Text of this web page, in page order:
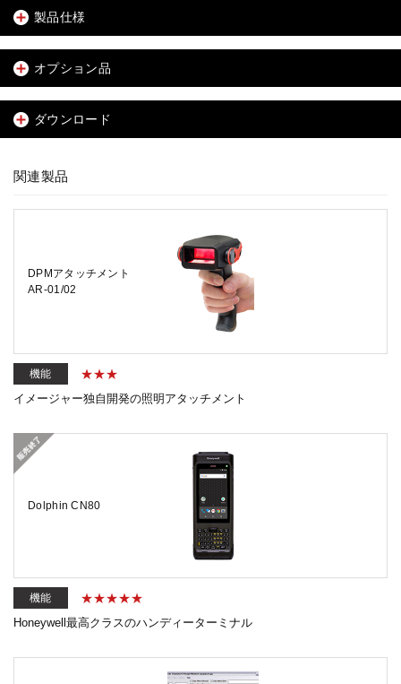
製品仕様
オプション品
ダウンロード
関連製品
DPMアタッチメント
AR-01/02
機能
イメージャー独自開発の照明アタッチメント
Dolphin CN80
機能
Honeywell最高クラスのハンディーターミナル